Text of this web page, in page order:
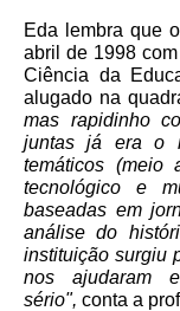
Eda lembra que
abril de 1998
Ciência da
alugado na
mas rapidinho
juntas já era o
temáticos (meio
tecnológico e
baseadas em
análise do
instituição surgiu
nos ajudaram
sério", conta a